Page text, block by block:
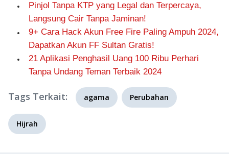
Pinjol Tanpa KTP yang Legal dan Terpercaya,
Langsung Cair Tanpa Jaminan!
9+ Cara Hack Akun Free Fire Paling Ampuh 2024,
Dapatkan Akun FF Sultan Gratis!
21 Aplikasi Penghasil Uang 100 Ribu Perhari
Tanpa Undang Teman Terbaik 2024
Tags Terkait: agama Perubahan
Hijrah